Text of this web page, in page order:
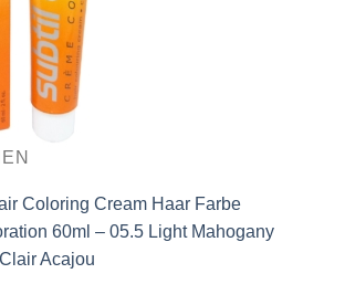
Coloring Cream Haar Farbe
60ml – 05.5 Light Mahogany
Acajou